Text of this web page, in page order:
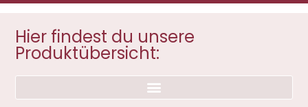
Hier findest du unsere
Produktübersicht: